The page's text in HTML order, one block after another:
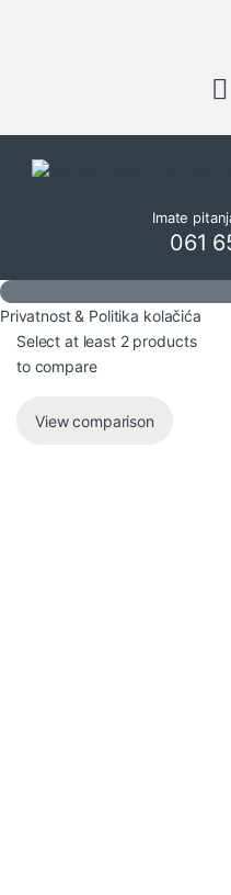
Imate
061
Privatnost & Politika kolačića
Select at least 2 products
to compare
View comparison